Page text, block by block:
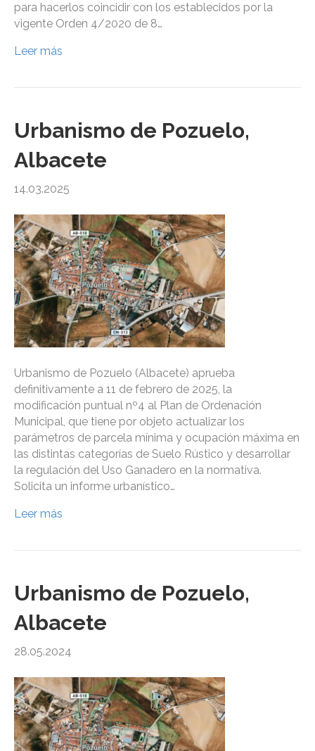
para hacerlos coincidir con los establecidos por la
vigente Orden 4/2020 de 8…
Leer más
Urbanismo de Pozuelo,
Albacete
14.03.2025
Urbanismo de Pozuelo (Albacete) aprueba
definitivamente a 11 de febrero de 2025, la
modificación puntual nº4 al Plan de Ordenación
Municipal, que tiene por objeto actualizar los
parámetros de parcela mínima y ocupación máxima en
las distintas categorías de Suelo Rústico y desarrollar
la regulación del Uso Ganadero en la normativa.
Solicita un informe urbanístico…
Leer más
Urbanismo de Pozuelo,
Albacete
28.05.2024